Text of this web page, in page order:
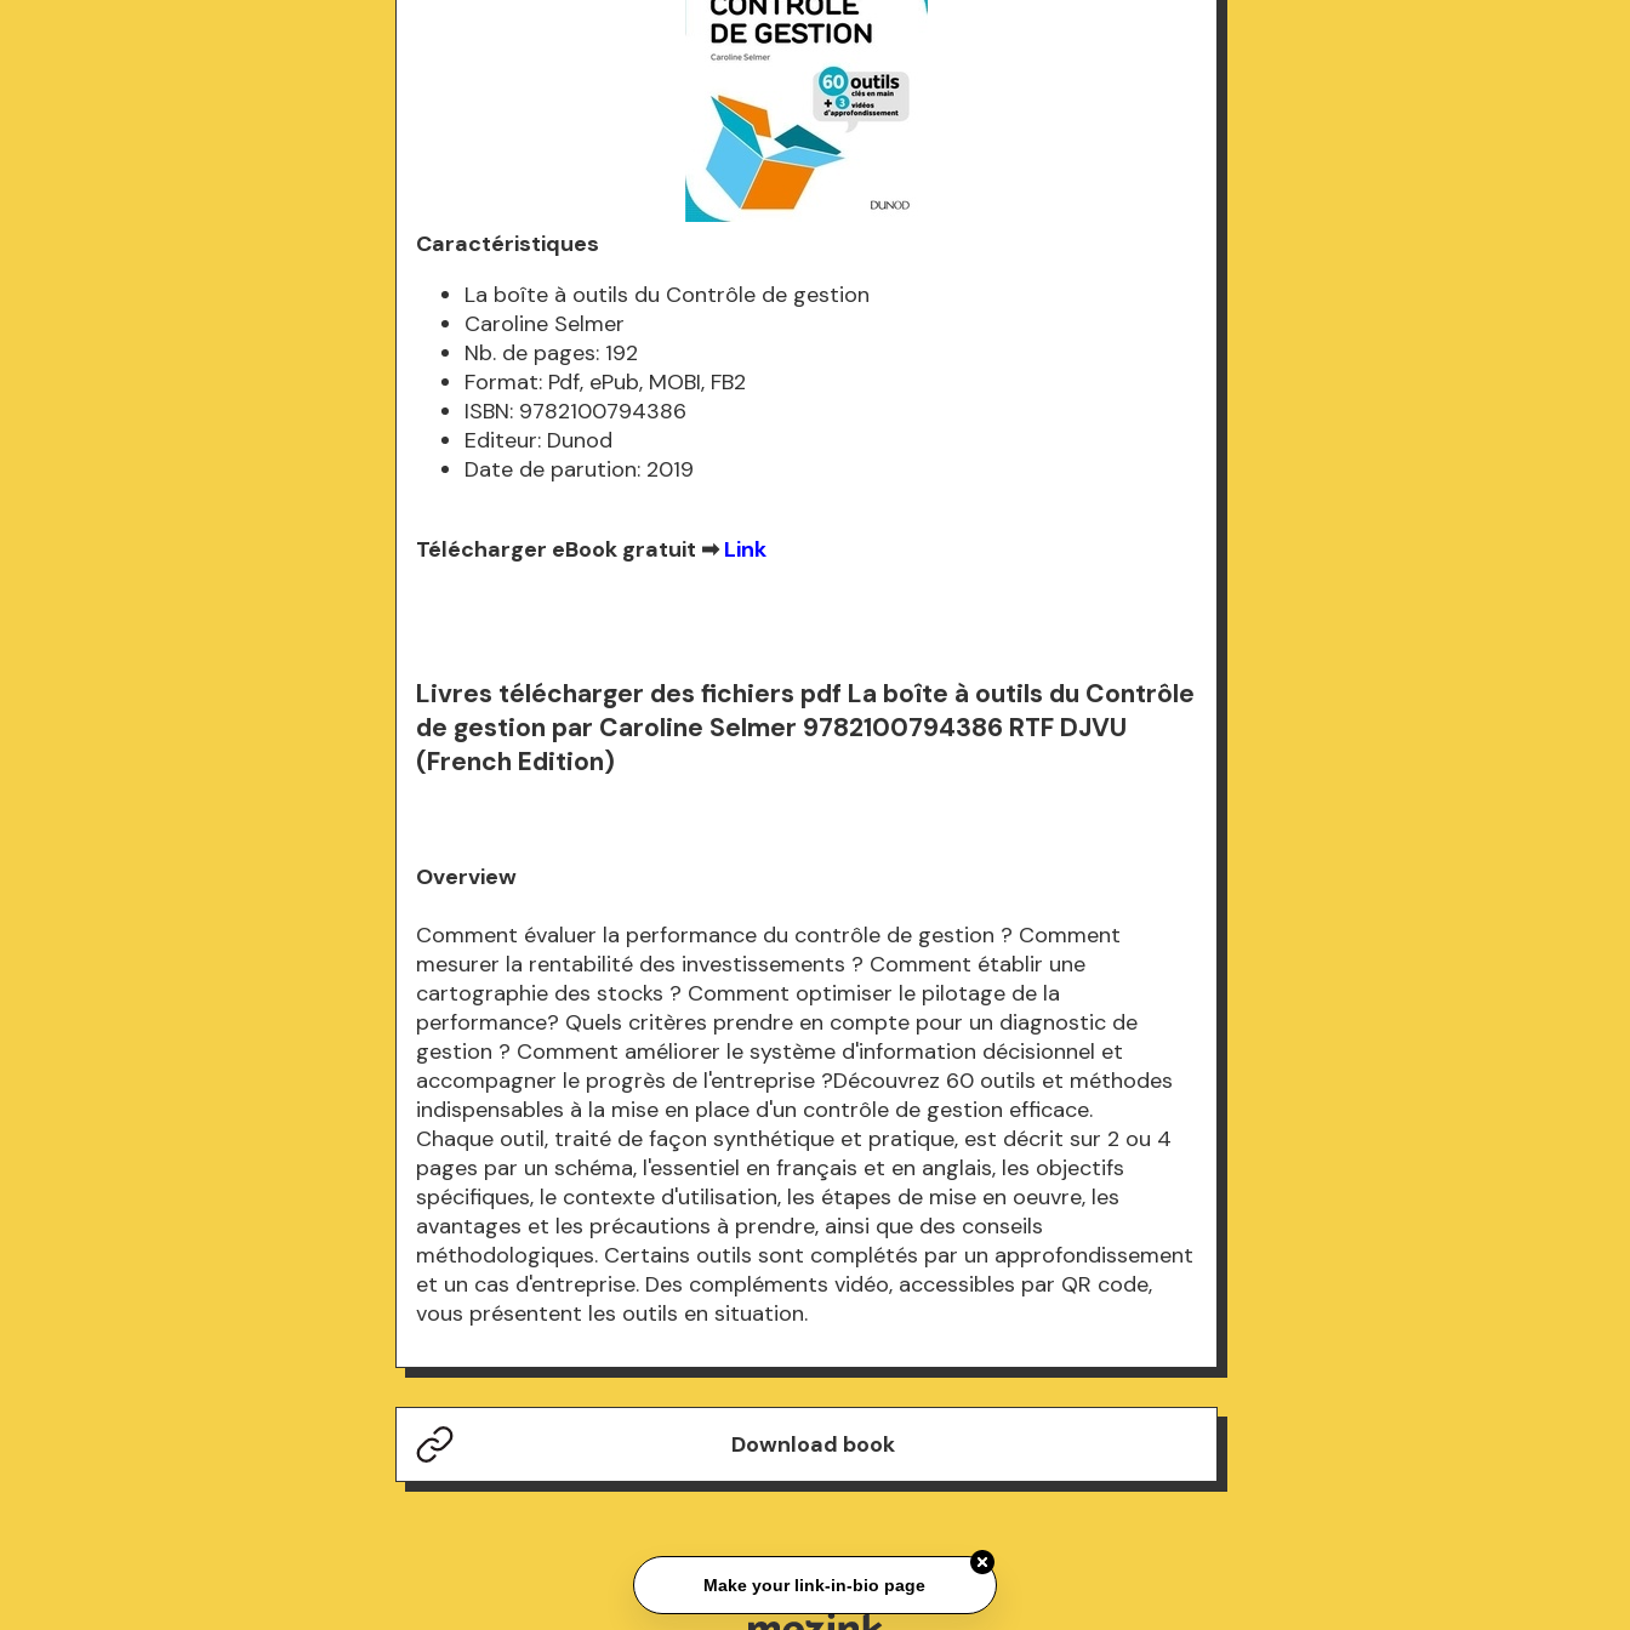
Caractéristiques
La boîte à outils du Contrôle de gestion
Caroline Selmer
Nb. de pages: 192
Format: Pdf, ePub, MOBI, FB2
ISBN: 9782100794386
Editeur: Dunod
Date de parution: 2019
Télécharger eBook gratuit ➡Link
Livres télécharger des fichiers pdf La boîte à outils du Contrôle
de gestion par Caroline Selmer 9782100794386 RTF DJVU
(French Edition)
Overview
Comment évaluer la performance du contrôle de gestion ? Comment
mesurer la rentabilité des investissements ? Comment établir une
cartographie des stocks ? Comment optimiser le pilotage de la
performance? Quels critères prendre en compte pour un diagnostic de
gestion ? Comment améliorer le système d'information décisionnel et
accompagner le progrès de l'entreprise ?Découvrez 60 outils et méthodes
indispensables à la mise en place d'un contrôle de gestion efficace.
Chaque outil, traité de façon synthétique et pratique, est décrit sur 2 ou 4
pages par un schéma, l'essentiel en français et en anglais, les objectifs
spécifiques, le contexte d'utilisation, les étapes de mise en oeuvre, les
avantages et les précautions à prendre, ainsi que des conseils
méthodologiques. Certains outils sont complétés par un approfondissement
et un cas d'entreprise. Des compléments vidéo, accessibles par QR code,
vous présentent les outils en situation.
Download book
Make your link-in-bio page